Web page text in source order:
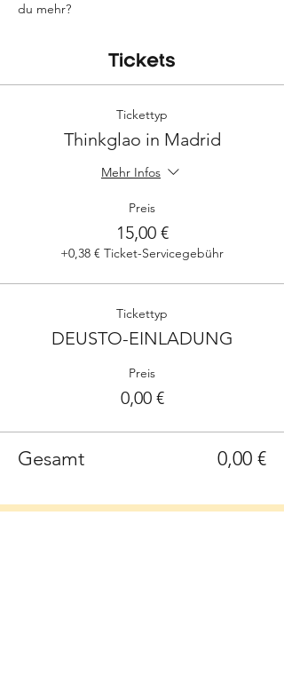
du mehr?
Tickets
Tickettyp
Thinkglao in Madrid
Mehr Infos
Preis
15,00 €
+0,38 € Ticket-Servicegebühr
Tickettyp
DEUSTO-EINLADUNG
Preis
0,00 €
Gesamt 0,00 €